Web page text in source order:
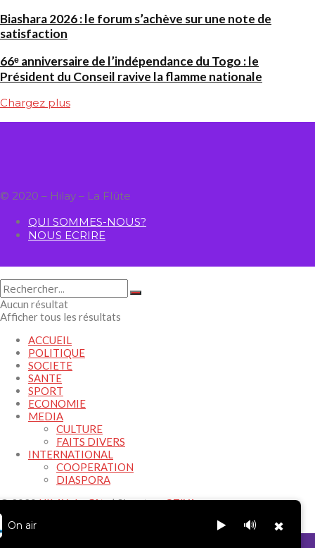
Biashara 2026 : le forum s’achève sur une note de
satisfaction
66ᵉ anniversaire de l’indépendance du Togo : le
Président du Conseil ravive la flamme nationale
Chargez plus
© 2020 – Hilay – La Flûte
QUI SOMMES-NOUS?
NOUS ECRIRE
On air ▶️ 🔊 ✖
Aucun résultat
Afficher tous les résultats
ACCUEIL
POLITIQUE
SOCIETE
SANTE
SPORT
ECONOMIE
MEDIA
CULTURE
FAITS DIVERS
INTERNATIONAL
COOPERATION
DIASPORA
© 2020HILAY -La flûte| SignatureOTIYA.